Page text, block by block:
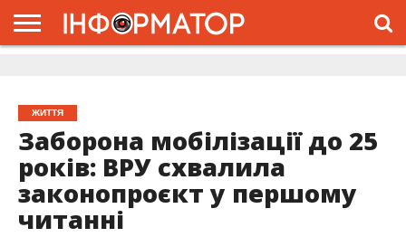
ЖИТТЯ
Заборона мобілізації до 25
років: ВРУ схвалила
законопроєкт у першому
читанні